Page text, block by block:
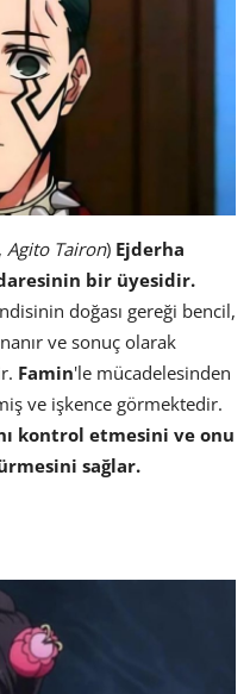
Agito Tairon) Ejderha
bir üyesidir.
doğası gereği bencil,
ve sonuç olarak
Famin'le mücadelesinden
ve işkence görmektedir.
kontrol etmesini ve onu
sağlar.